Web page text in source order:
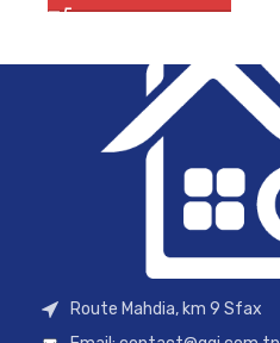
Route Mahdia, km 9 Sfax